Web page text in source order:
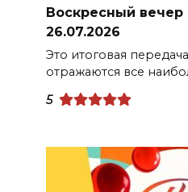
Воскресный
26.07.2026
Это итоговая
отражаются все
5